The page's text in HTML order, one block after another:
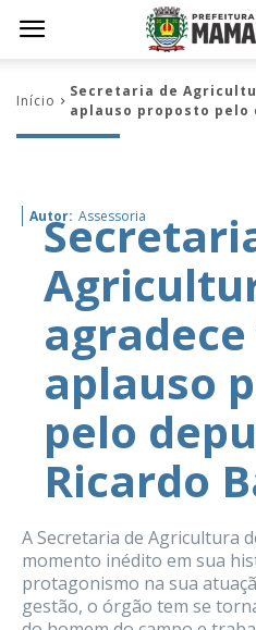
Início
Secretaria de
aplauso proposto pelo
Autor: Assessoria
aplauso
pelo
Ricardo
A Secretaria de Agricultura
momento inédito em sua
protagonismo na sua
gestão, o órgão tem se